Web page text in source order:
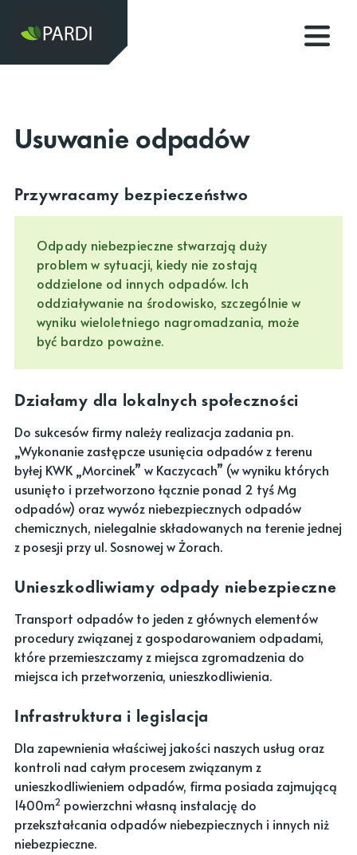
Usuwanie odpadów
Przywracamy bezpieczeństwo
Odpady niebezpieczne stwarzają duży
problem w sytuacji, kiedy nie zostają
oddzielone od innych odpadów. Ich
oddziaływanie na środowisko, szczególnie w
wyniku wieloletniego nagromadzania, może
być bardzo poważne.
Działamy dla lokalnych społeczności
Do sukcesów firmy należy realizacja zadania pn.
„Wykonanie zastępcze usunięcia odpadów z terenu
byłej KWK „Morcinek” w Kaczycach” (w wyniku których
usunięto i przetworzono łącznie ponad 2 tyś Mg
odpadów) oraz wywóz niebezpiecznych odpadów
chemicznych, nielegalnie składowanych na terenie jednej
z posesji przy ul. Sosnowej w Żorach.
Unieszkodliwiamy odpady niebezpieczne
Transport odpadów to jeden z głównych elementów
procedury związanej z gospodarowaniem odpadami,
które przemieszczamy z miejsca zgromadzenia do
miejsca ich przetworzenia, unieszkodliwienia.
Infrastruktura i legislacja
Dla zapewnienia właściwej jakości naszych usług oraz
kontroli nad całym procesem związanym z
unieszkodliwieniem odpadów, firma posiada zajmującą
1400m2powierzchni własną instalację do
przekształcania odpadów niebezpiecznych i innych niż
niebezpieczne.